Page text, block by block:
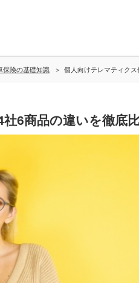
保険の基礎知識 個人向けテレマティク
6商品の違いを徹底